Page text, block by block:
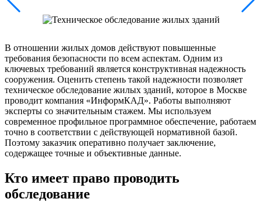
В отношении жилых домов действуют повышенные
требования безопасности по всем аспектам. Одним из
ключевых требований является конструктивная надежность
сооружения. Оценить степень такой надежности позволяет
техническое обследование жилых зданий, которое в Москве
проводит компания «ИнформКАД». Работы выполняют
эксперты со значительным стажем. Мы используем
современное профильное программное обеспечение, работаем
точно в соответствии с действующей нормативной базой.
Поэтому заказчик оперативно получает заключение,
содержащее точные и объективные данные.
Кто имеет право проводить
обследование